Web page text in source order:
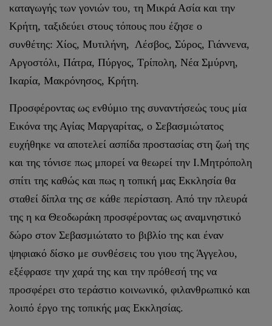
καταγωγής των γονιών του, τη Μικρά Ασία και την
Κρήτη, ταξιδεύει στους τόπους που έζησε ο
συνθέτης: Χίος, Μυτιλήνη, Λέσβος, Σύρος, Γιάννενα,
Αργοστόλι, Πάτρα, Πύργος, Τρίπολη, Νέα Σμύρνη,
Ικαρία, Μακρόνησος, Κρήτη.
Προσφέροντας ως ενθύμιο της συναντήσεώς τους μία
Εικόνα της Αγίας Μαργαρίτας, ο Σεβασμιώτατος
ευχήθηκε να αποτελεί ασπίδα προστασίας στη ζωή της
και της τόνισε πως μπορεί να θεωρεί την Ι.Μητρόπολη
σπίτι της καθώς και πως η τοπική μας Εκκλησία θα
σταθεί δίπλα της σε κάθε περίσταση. Από την πλευρά
της η κα Θεοδωράκη προσφέροντας ως αναμνηστικό
δώρο στον Σεβασμιώτατο το βιβλίο της και έναν
ψηφιακό δίσκο με συνθέσεις του γιου της Άγγελου,
εξέφρασε την χαρά της και την πρόθεσή της να
προσφέρει στο τεράστιο κοινωνικό, φιλανθρωπικό και
λοιπό έργο της τοπικής μας Εκκλησίας.